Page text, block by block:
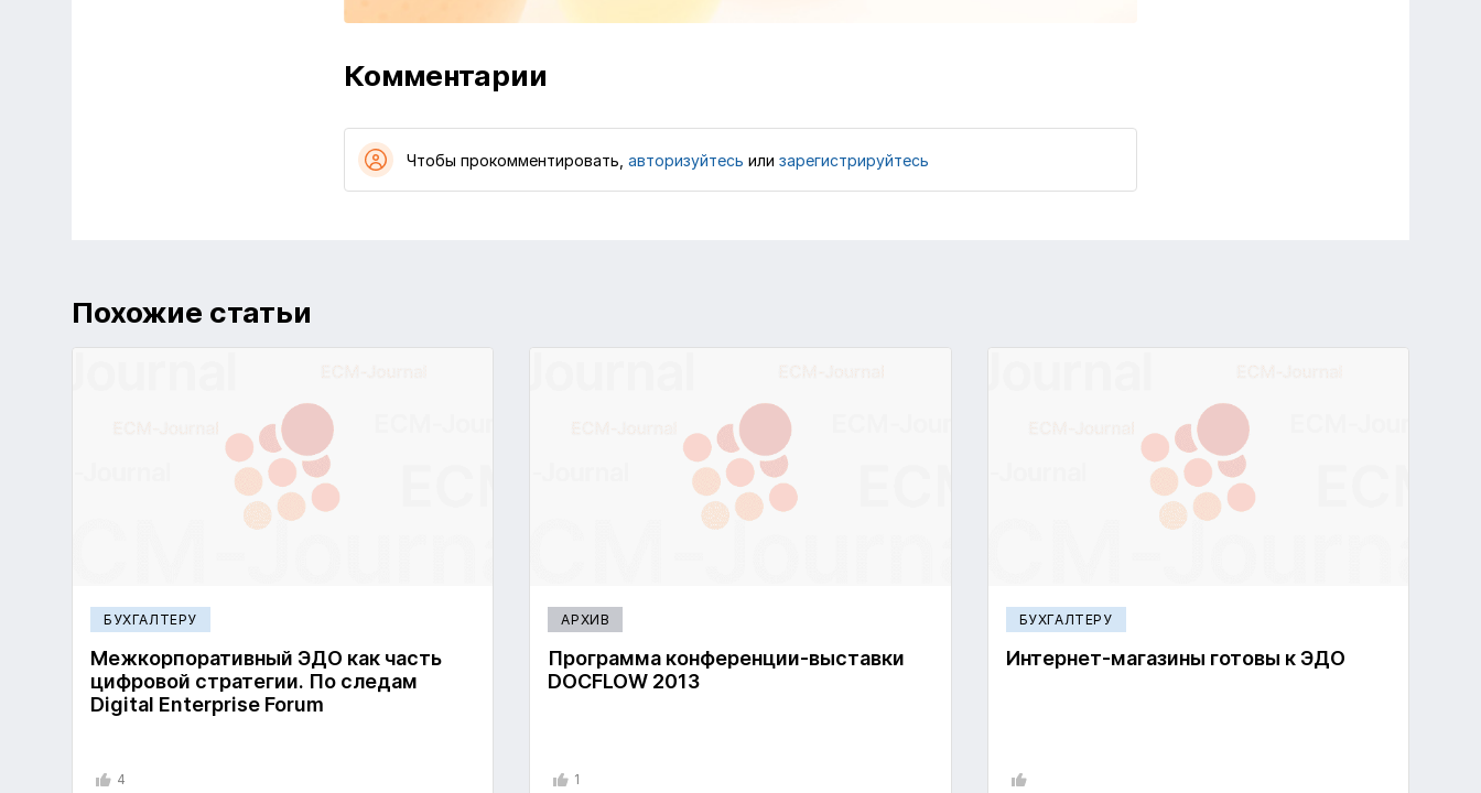
Комментарии
Чтобы прокомментировать, авторизуйтесь или зарегистрируйтесь
Похожие статьи
БУХГАЛТЕРУ
Межкорпоративный ЭДО как часть
цифровой стратегии. По следам
Digital Enterprise Forum
4
АРХИВ
Программа конференции-выставки
DOCFLOW 2013
1
БУХГАЛТЕРУ
Интернет-магазины готовы к ЭДО